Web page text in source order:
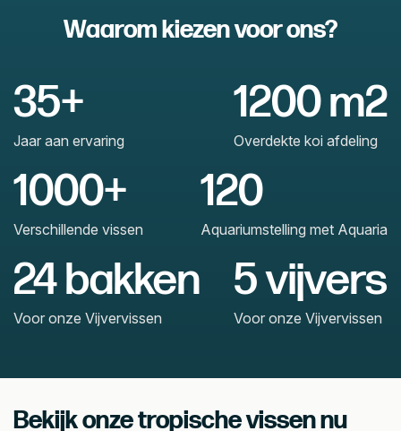
Waarom kiezen voor ons?
35+
Jaar aan ervaring
1200 m2
Overdekte koi afdeling
1000+
Verschillende vissen
120
Aquariumstelling met Aquaria
24 bakken
Voor onze Vijvervissen
5 vijvers
Voor onze Vijvervissen
Bekijk onze tropische vissen nu